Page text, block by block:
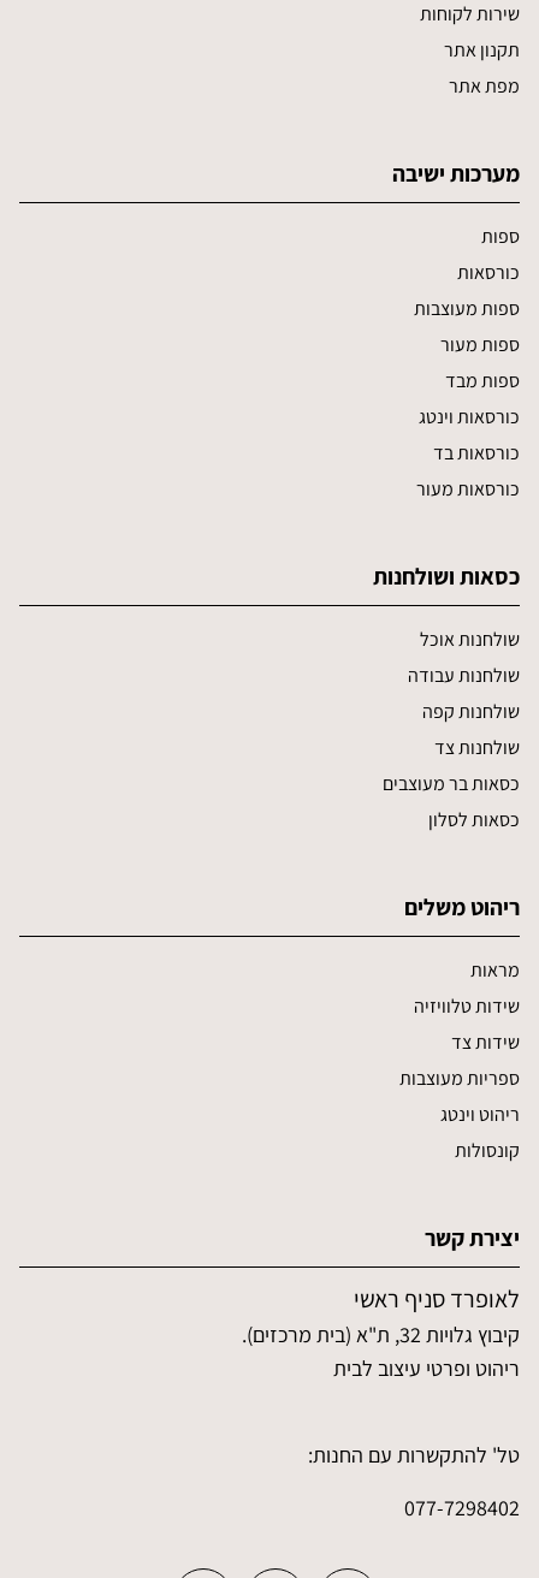
שירות לקוחות
תקנון אתר
מפת אתר
מערכות ישיבה
ספות
כורסאות
ספות מעוצבות
ספות מעור
ספות מבד
כורסאות וינטג
כורסאות בד
כורסאות מעור
כסאות ושולחנות
שולחנות אוכל
שולחנות עבודה
שולחנות קפה
שולחנות צד
כסאות בר מעוצבים
כסאות לסלון
ריהוט משלים
מראות
שידות טלוויזיה
שידות צד
ספריות מעוצבות
ריהוט וינטג
קונסולות
יצירת קשר
לאופרד סניף ראשי
קיבוץ גלויות 32, ת"א (בית מרכזים).
ריהוט ופרטי עיצוב לבית
טל' להתקשרות עם החנות:
077-7298402